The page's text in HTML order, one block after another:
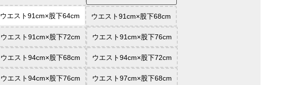
ウエスト91cm×股下64cm ウエスト91cm×股下68cm
ウエスト91cm×股下72cm ウエスト91cm×股下76cm
ウエスト94cm×股下68cm ウエスト94cm×股下72cm
ウエスト94cm×股下76cm ウエスト97cm×股下68cm